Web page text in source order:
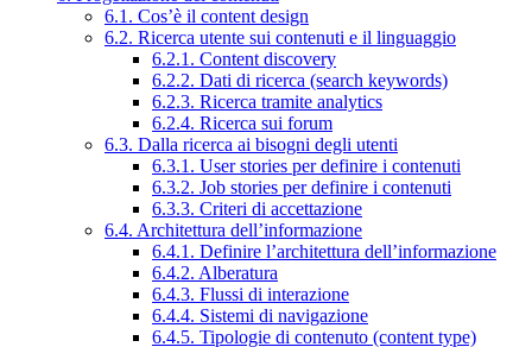
6.1. Cos’è il content design
6.2. Ricerca utente sui contenuti e il linguaggio
6.2.1. Content discovery
6.2.2. Dati di ricerca (search keywords)
6.2.3. Ricerca tramite analytics
6.2.4. Ricerca sui forum
6.3. Dalla ricerca ai bisogni degli utenti
6.3.1. User stories per definire i contenuti
6.3.2. Job stories per definire i contenuti
6.3.3. Criteri di accettazione
6.4. Architettura dell’informazione
6.4.1. Definire l’architettura dell’informazione
6.4.2. Alberatura
6.4.3. Flussi di interazione
6.4.4. Sistemi di navigazione
6.4.5. Tipologie di contenuto (content type)